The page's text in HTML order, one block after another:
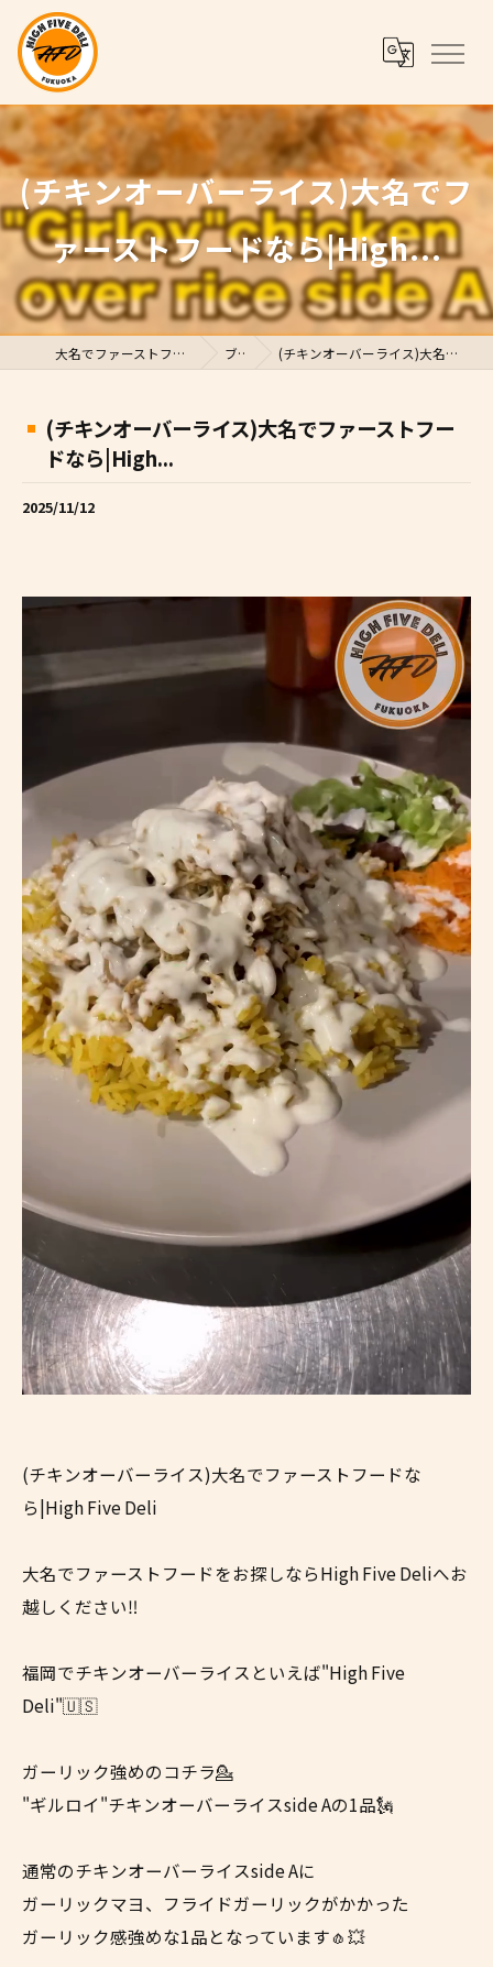
(チキンオーバーライス)大名でフ
ァーストフードなら|High...
大名でファーストフードならHigh Five Deli ブログ (チキンオーバーライス)大名でファーストフードなら|High...
(チキンオーバーライス)大名でファーストフー
ドなら|High...
2025/11/12
(チキンオーバーライス)大名でファーストフードな
ら|High Five Deli
大名でファーストフードをお探しならHigh Five Deliへお
越しください‼
福岡でチキンオーバーライスといえば"High Five
Deli"🇺🇸
ガーリック強めのコチラ💁
"ギルロイ"チキンオーバーライスside Aの1品🗽
通常のチキンオーバーライスside Aに
ガーリックマヨ、フライドガーリックがかかった
ガーリック感強めな1品となっています🧄💥